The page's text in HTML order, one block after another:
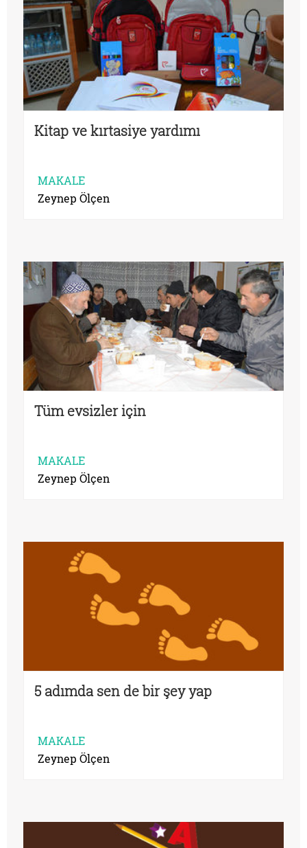
Kitap ve kırtasiye yardımı
MAKALE
Zeynep Ölçen
Tüm evsizler için
MAKALE
Zeynep Ölçen
5 adımda sen de bir şey yap
MAKALE
Zeynep Ölçen